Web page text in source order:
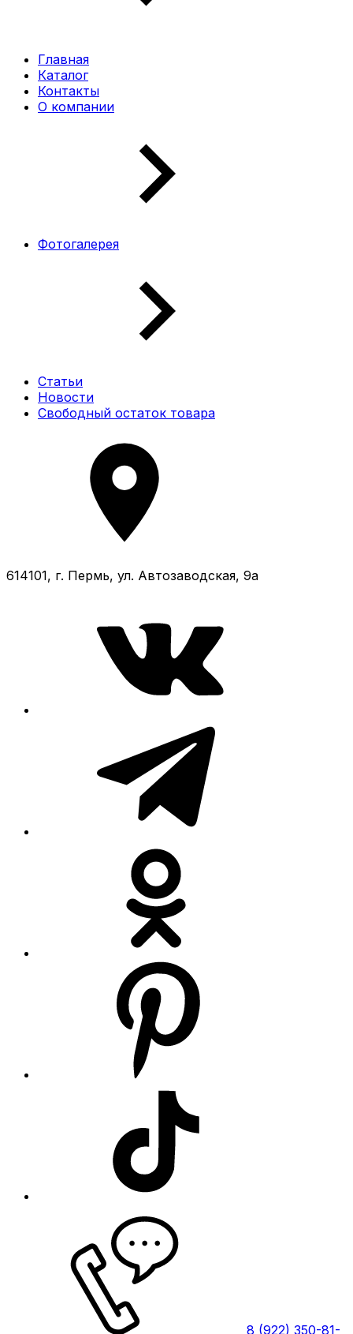
Главная
Каталог
Контакты
О компании
Фотогалерея
Статьи
Новости
Свободный остаток товара
614101, г. Пермь, ул. Автозаводская, 9а
8 (922) 350-81-